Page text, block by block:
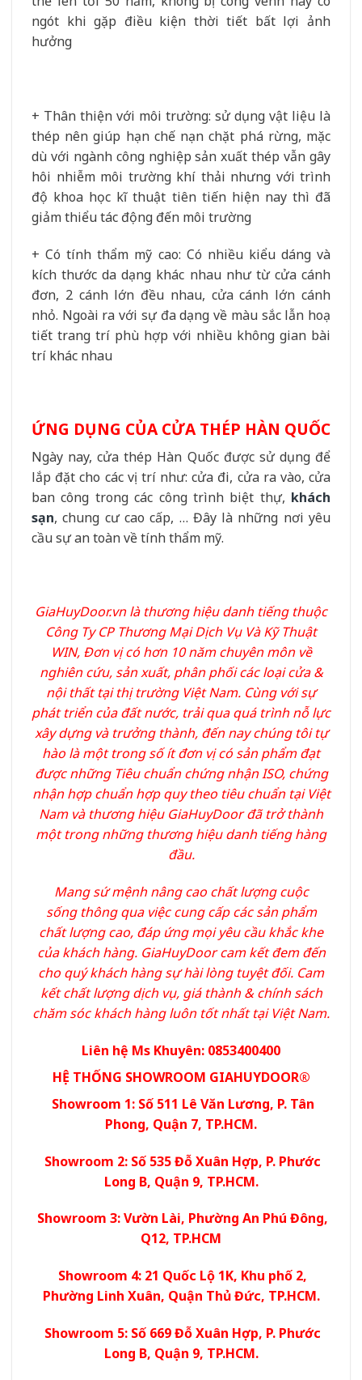
ngót khi gặp điều kiện thời tiết bất lợi ảnh
hưởng
+ Thân thiện với môi trường: sử dụng vật liệu là
thép nên giúp hạn chế nạn chặt phá rừng, mặc
dù với ngành công nghiệp sản xuất thép vẫn gây
hôi nhiễm môi trường khí thải nhưng với trình
độ khoa học kĩ thuật tiên tiến hiện nay thì đã
giảm thiểu tác động đến môi trường
+ Có tính thẩm mỹ cao: Có nhiều kiểu dáng và
kích thước da dạng khác nhau như từ cửa cánh
đơn, 2 cánh lớn đều nhau, cửa cánh lớn cánh
nhỏ. Ngoài ra với sự đa dạng về màu sắc lẫn hoạ
tiết trang trí phù hợp với nhiều không gian bài
trí khác nhau
ỨNG DỤNG CỦA CỬA THÉP HÀN QUỐC
Ngày nay, cửa thép Hàn Quốc được sử dụng để
lắp đặt cho các vị trí như: cửa đi, cửa ra vào, cửa
ban công trong các công trình biệt thự, khách
sạn, chung cư cao cấp, … Đây là những nơi yêu
cầu sự an toàn về tính thẩm mỹ.
GiaHuyDoor.vnlà thương hiệu danh tiếng thuộc
Công Ty CP Thương Mại Dịch Vụ Và Kỹ Thuật
WIN, Đơn vị có hơn 10 năm chuyên môn về
nghiên cứu, sản xuất, phân phối các loại cửa &
nội thất tại thị trường Việt Nam. Cùng với sự
phát triển của đất nước, trải qua quá trình nỗ lực
xây dựng và trưởng thành, đến nay chúng tôi tự
hào là một trong số ít đơn vị có sản phẩm đạt
được những Tiêu chuẩn chứng nhận ISO, chứng
nhận hợp chuẩn hợp quy theo tiêu chuẩn tại Việt
Nam và thương hiệu GiaHuyDoor đã trở thành
một trong những thương hiệu danh tiếng hàng
đầu.
Mang sứ mệnh nâng cao chất lượng cuộc
sống thông qua việc cung cấp các sản phẩm
chất lượng cao, đáp ứng mọi yêu cầu khắc khe
của khách hàng. GiaHuyDoor cam kết đem đến
cho quý khách hàng sự hài lòng tuyệt đối. Cam
kết chất lượng dịch vụ, giá thành & chính sách
chăm sóc khách hàng luôn tốt nhất tại Việt Nam.
Liên hệ Ms Khuyên: 0853400400
HỆ THỐNG SHOWROOM GIAHUYDOOR®
Showroom 1: Số 511 Lê Văn Lương, P. Tân
Phong, Quận 7, TP.HCM.
Showroom 2: Số 535 Đỗ Xuân Hợp, P. Phước
Long B, Quận 9, TP.HCM.
Showroom 3: Vườn Lài, Phường An Phú Đông,
Q12, TP.HCM
Showroom 4: 21 Quốc Lộ 1K, Khu phố 2,
Phường Linh Xuân, Quận Thủ Đức, TP.HCM.
Showroom 5: Số 669 Đỗ Xuân Hợp, P. Phước
Long B, Quận 9, TP.HCM.